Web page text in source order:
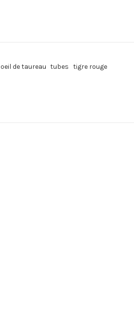
oeil de taureau tubes tigre rouge